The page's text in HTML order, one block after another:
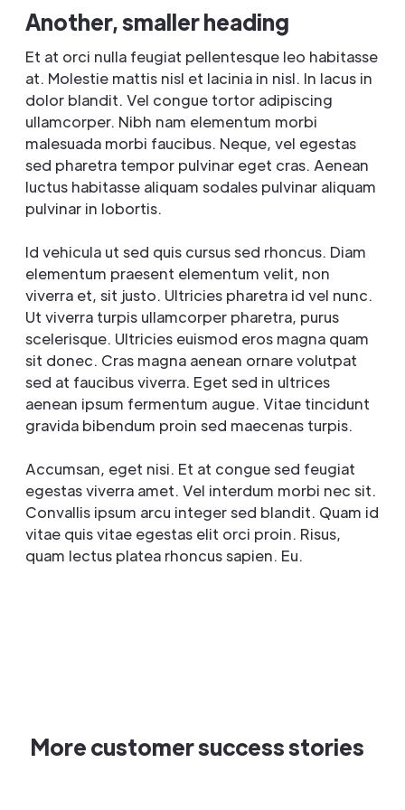
Another, smaller heading
Et at orci nulla feugiat pellentesque leo habitasse
at. Molestie mattis nisl et lacinia in nisl. In lacus in
dolor blandit. Vel congue tortor adipiscing
ullamcorper. Nibh nam elementum morbi
malesuada morbi faucibus. Neque, vel egestas
sed pharetra tempor pulvinar eget cras. Aenean
luctus habitasse aliquam sodales pulvinar aliquam
pulvinar in lobortis.
Id vehicula ut sed quis cursus sed rhoncus. Diam
elementum praesent elementum velit, non
viverra et, sit justo. Ultricies pharetra id vel nunc.
Ut viverra turpis ullamcorper pharetra, purus
scelerisque. Ultricies euismod eros magna quam
sit donec. Cras magna aenean ornare volutpat
sed at faucibus viverra. Eget sed in ultrices
aenean ipsum fermentum augue. Vitae tincidunt
gravida bibendum proin sed maecenas turpis.
Accumsan, eget nisi. Et at congue sed feugiat
egestas viverra amet. Vel interdum morbi nec sit.
Convallis ipsum arcu integer sed blandit. Quam id
vitae quis vitae egestas elit orci proin. Risus,
quam lectus platea rhoncus sapien. Eu.
More customer success stories